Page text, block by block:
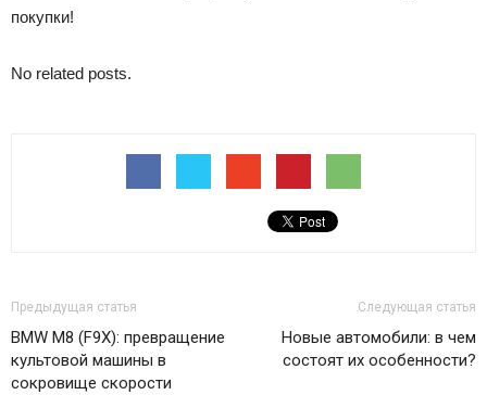
покупки!
No related posts.
Предыдущая статья
BMW M8 (F9X): превращение
культовой машины в
сокровище скорости
Следующая статья
Новые автомобили: в чем
состоят их особенности?